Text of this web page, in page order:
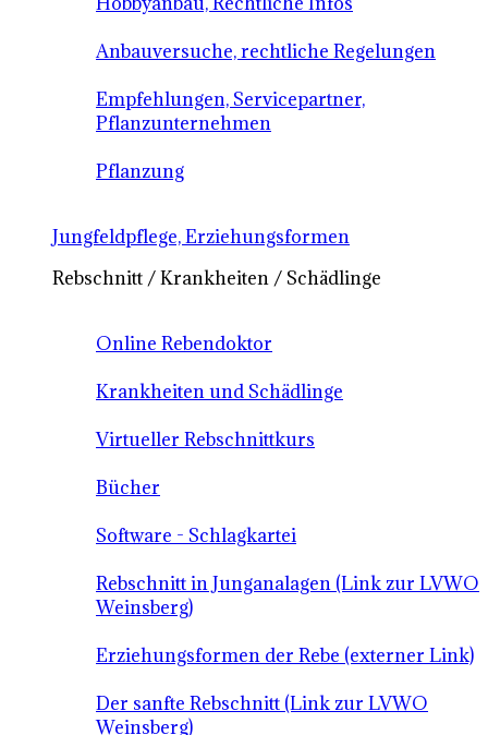
Anbauversuche, rechtliche Regelungen
Empfehlungen, Servicepartner,
Pflanzunternehmen
Pflanzung
Jungfeldpflege, Erziehungsformen
Rebschnitt / Krankheiten / Schädlinge
Online Rebendoktor
Krankheiten und Schädlinge
Virtueller Rebschnittkurs
Bücher
Software - Schlagkartei
Rebschnitt in Junganalagen (Link zur LVWO
Weinsberg)
Erziehungsformen der Rebe (externer Link)
Der sanfte Rebschnitt (Link zur LVWO
Weinsberg)